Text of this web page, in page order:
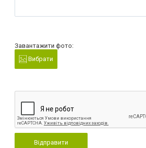
Завантажити фото:
Вибрати
Відправити